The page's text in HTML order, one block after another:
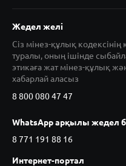
Жедел желі
Сіз мінез-құлық
туралы, оның ішінде
этикаға жат мінез-құлық
хабарлай аласыз
8 800 080 47 47
WhatsApp арқылы жедел
8 771 191 88 16
Интернет-портал